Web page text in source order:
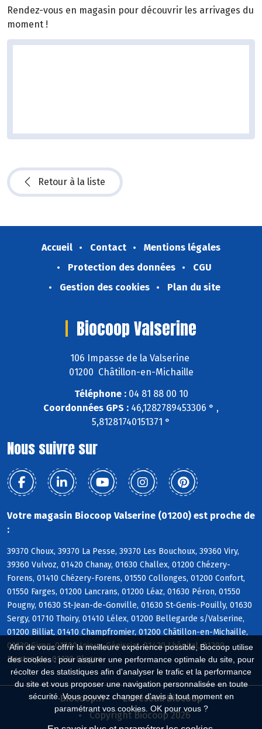
Afin de vous offrir la meilleure expérience possible, Biocoop utilise
des cookies : pour assurer une performance optimale du site, pour
récolter des statistiques afin d'analyser le trafic et la performance
du site et vous proposer une navigation personnalisée en toute
sécurité. Vous pouvez changer d'avis à tout moment en
paramétrant vos cookies. OK pour vous ?
Rendez-vous en magasin pour découvrir les arrivages du
moment !
Retour à la liste
Accueil Contact
Mentions légales
Protection des données
CGU
Gestion des cookies
Plan du site
Biocoop Valserine
106 Impasse de la Valserine
01200 Châtillon-en-Michaille
Téléphone :04 81 88 00 10
Coordonnées GPS : 46,1282789453306 ° ,
5,81281740151371 °
Nous suivre sur
Votre magasin Biocoop Valserine (01200) est proche de
:
39370 Choux, 39370 La Pesse, 39370 Les Bouchoux, 39360 Viry,
39360 Vulvoz, 01420 Chanay, 01630 Challex, 01200 Chézery-
Forens, 01410 Chézery-Forens, 01550 Collonges, 01200 Confort,
01550 Farges, 01200 Lancrans, 01200 Léaz, 01630 Péron, 01550
Pougny, 01630 St-Jean-de-Gonville, 01630 St-Genis-Pouilly, 01630
Sergy, 01710 Thoiry, 01410 Lélex, 01200 Bellegarde s/Valserine,
01200 Billiat, 01410 Champfromier, 01200 Châtillon-en-Michaille,
01130 Giron, 01200 Injoux-Génissiat, 01420 Lhôpital, 01200
Montanges, 01130 Plagne
Biocoop.fr
Le réseau Biocoop
Copyright Biocoop 2026